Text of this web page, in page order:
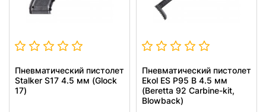
Пневматический пистолет
Stalker S17 4.5 мм (Glock
17)
Пневматический пистолет
Ekol ES P95 B 4.5 мм
(Beretta 92 Carbine-kit,
Blowback)